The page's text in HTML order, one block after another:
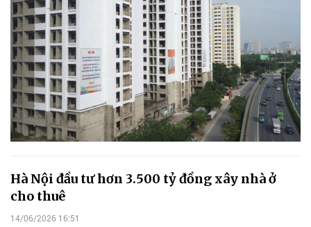
Hà Nội đầu tư hơn 3.500 tỷ đồng xây nhà ở
cho thuê
14/06/2026 16:51